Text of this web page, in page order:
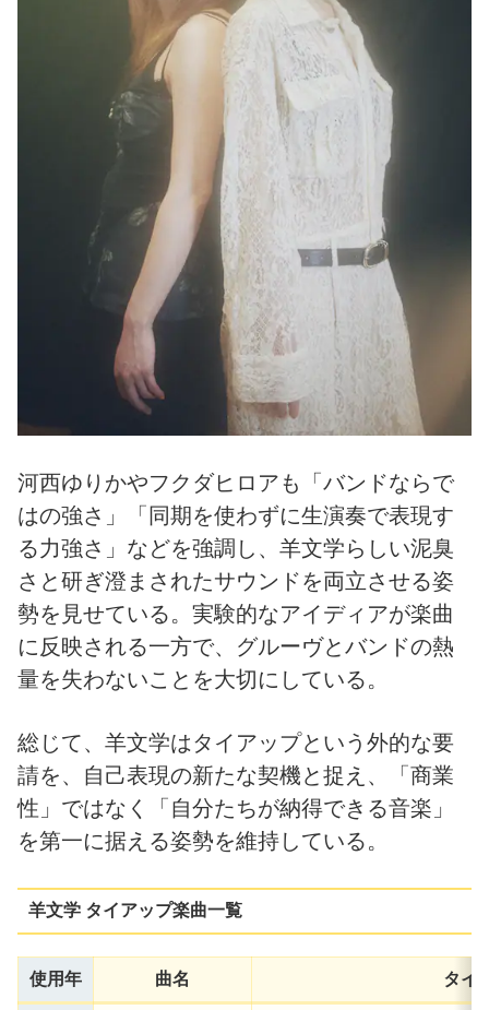
河西ゆりかやフクダヒロアも「バンドならで
はの強さ」「同期を使わずに生演奏で表現す
る力強さ」などを強調し、羊文学らしい泥臭
さと研ぎ澄まされたサウンドを両立させる姿
勢を見せている。実験的なアイディアが楽曲
に反映される一方で、グルーヴとバンドの熱
量を失わないことを大切にしている。
総じて、羊文学はタイアップという外的な要
請を、自己表現の新たな契機と捉え、「商業
性」ではなく「自分たちが納得できる音楽」
を第一に据える姿勢を維持している。
羊文学 タイアップ楽曲一覧
使用年 曲名 タイ